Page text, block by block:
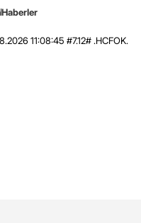
Haberler
11:08:45 #7.12# .HCFOK.